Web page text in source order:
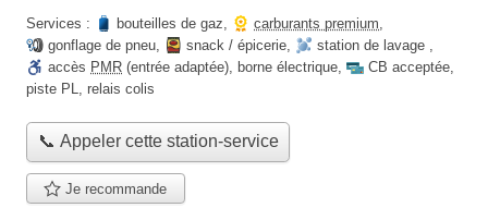
Services :
bouteilles de gaz, carburants premium,
gonflage de pneu, snack / épicerie, station de lavage ,
accès PMR (entrée adaptée), borne électrique, CB acceptée,
piste PL, relais colis
📞 Appeler cette station-service
Je recommande